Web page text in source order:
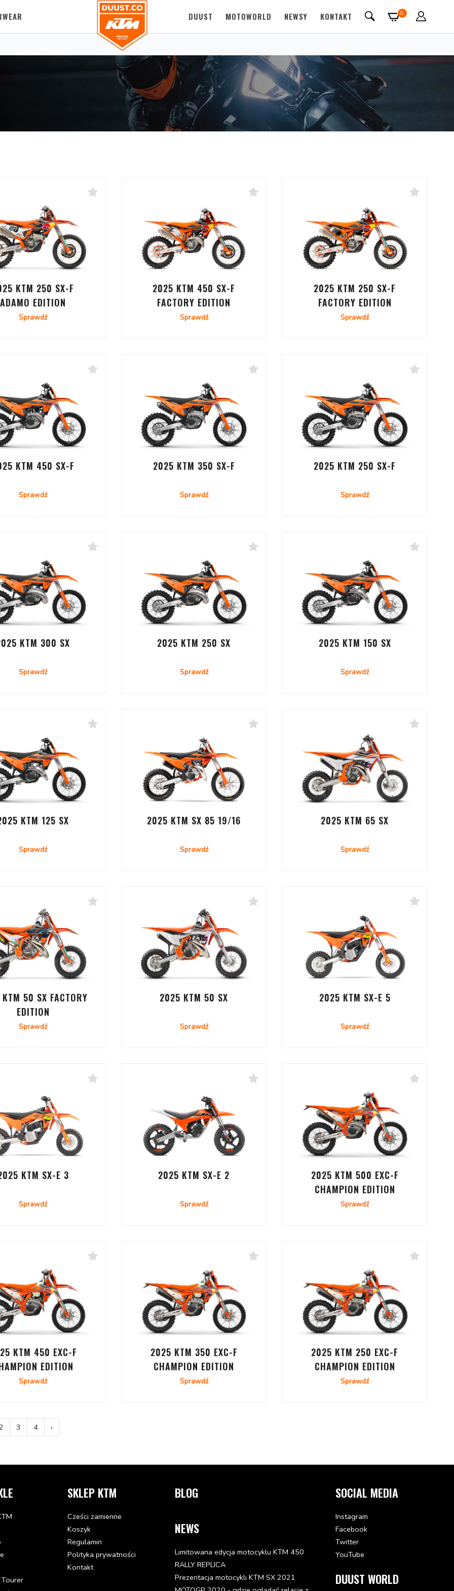
DUUST MOTOWORLD NEWSY KONTAKT 0
KTM 250 SX-F
ADAMO EDITION
Sprawdź
2025 KTM 450 SX-F
FACTORY EDITION
Sprawdź
2025 KTM 250 SX-F
FACTORY EDITION
Sprawdź
KTM 450 SX-F
Sprawdź
2025 KTM 350 SX-F
Sprawdź
2025 KTM 250 SX-F
Sprawdź
KTM 300 SX
Sprawdź
2025 KTM 250 SX
Sprawdź
2025 KTM 150 SX
Sprawdź
KTM 125 SX
Sprawdź
2025 KTM SX 85 19/16
Sprawdź
2025 KTM 65 SX
Sprawdź
50 SX FACTORY
EDITION
Sprawdź
2025 KTM 50 SX
Sprawdź
2025 KTM SX-E 5
Sprawdź
KTM SX-E 3
Sprawdź
2025 KTM SX-E 2
Sprawdź
2025 KTM 500 EXC-F
CHAMPION EDITION
Sprawdź
KTM 450 EXC-F
EDITION
Sprawdź
2025 KTM 350 EXC-F
CHAMPION EDITION
Sprawdź
2025 KTM 250 EXC-F
CHAMPION EDITION
Sprawdź
3 4 ›
SKLEP KTM
Cześci zamienne
Koszyk
Regulamin
Polityka prywatności
Kontakt
BLOG
NEWS
Limitowana edycja motocyklu KTM 450
RALLY REPLICA
Prezentacja motocykli KTM SX 2021
SOCIAL MEDIA
Instagram
Facebook
Twitter
YouTube
DUUST WORLD